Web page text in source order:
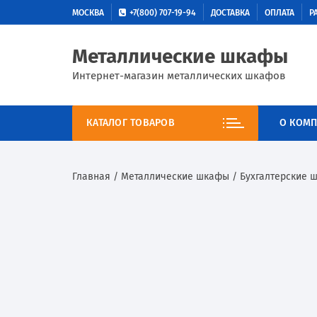
МОСКВА +7(800) 707-19-94 ДОСТАВКА ОПЛАТА
Металлические шкафы
Интернет-магазин металлических шкафов
КАТАЛОГ ТОВАРОВ О
Главная / Металлические шкафы / Бухгалтерские